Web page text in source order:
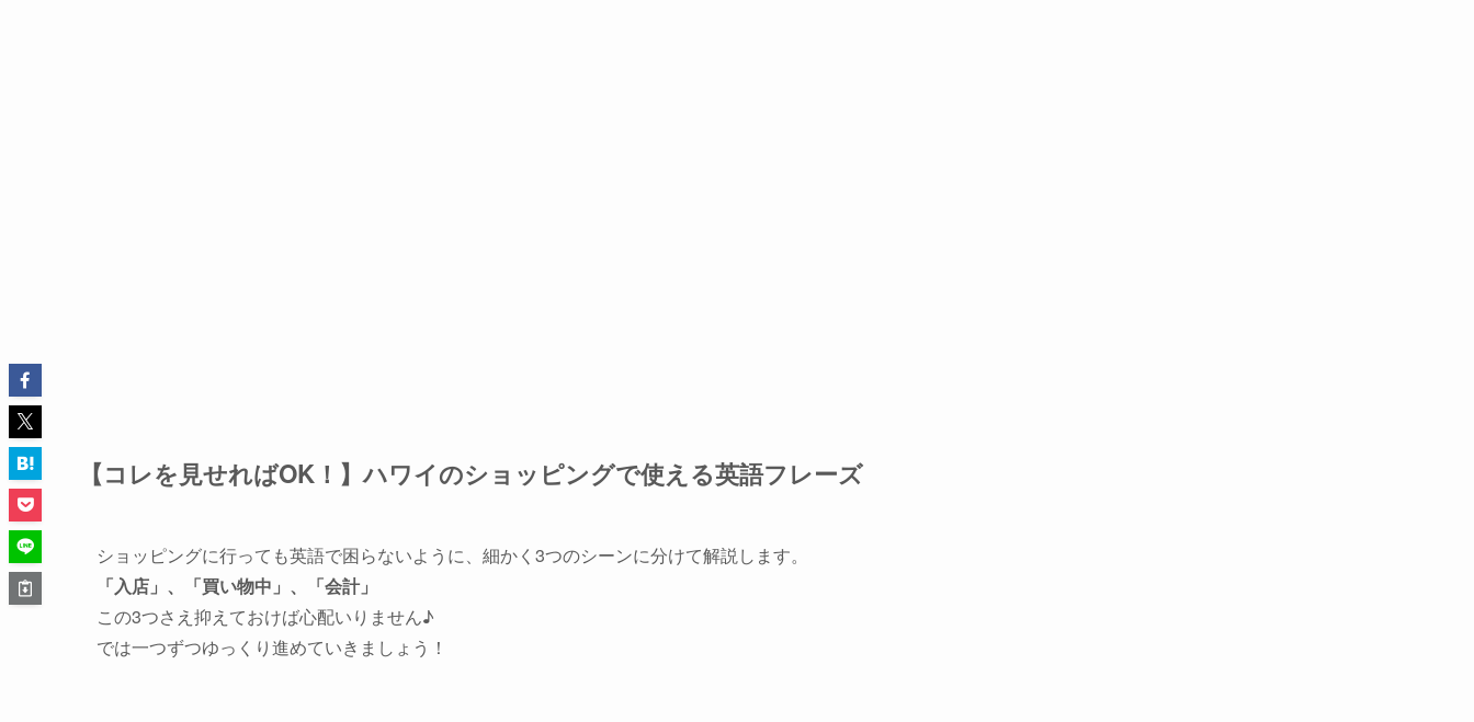
【コレを見せればOK！】ハワイのショッピングで使える英語フレーズ
ショッピングに行っても英語で困らないように、細かく3つのシーンに分けて解説します。
「入店」、「買い物中」、「会計」
この3つさえ抑えておけば心配いりません♪
では一つずつゆっくり進めていきましょう！